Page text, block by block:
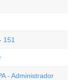
151
- Administrador